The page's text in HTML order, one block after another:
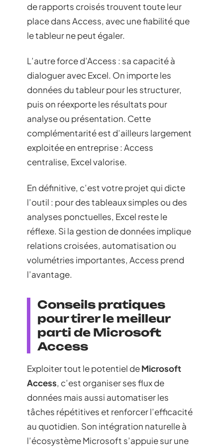
de rapports croisés trouvent toute leur
place dans Access, avec une fiabilité que
le tableur ne peut égaler.
L’autre force d’Access : sa capacité à
dialoguer avec Excel. On importe les
données du tableur pour les structurer,
puis on réexporte les résultats pour
analyse ou présentation. Cette
complémentarité est d’ailleurs largement
exploitée en entreprise : Access
centralise, Excel valorise.
En définitive, c’est votre projet qui dicte
l’outil : pour des tableaux simples ou des
analyses ponctuelles, Excel reste le
réflexe. Si la gestion de données implique
relations croisées, automatisation ou
volumétries importantes, Access prend
l’avantage.
Conseils pratiques
pour tirer le meilleur
parti de Microsoft
Access
Exploiter tout le potentiel deMicrosoft
Access, c’est organiser ses flux de
données mais aussi automatiser les
tâches répétitives et renforcer l’efficacité
au quotidien. Son intégration naturelle à
l’écosystème Microsoft s’appuie sur une